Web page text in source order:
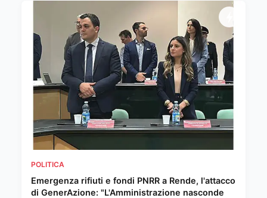
POLITICA
Emergenza rifiuti e fondi PNRR a Rende, l'attacco
di GenerAzione: "L'Amministrazione nasconde